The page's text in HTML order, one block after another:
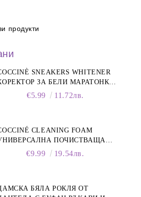
продукти
SNEAKERS WHITENER
ЗА БЕЛИ МАРАТОНКИ,
€5.99 11.72лв.
CLEANING FOAM
ПОЧИСТВАЩА
ПЯНА ЗА ОБУВКИ, 150 МЛ
€9.99 19.54лв.
БЯЛА РОКЛЯ ОТ